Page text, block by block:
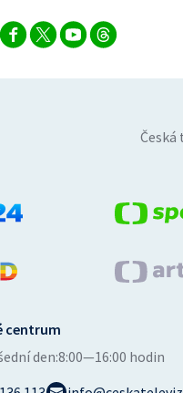
Česká
centrum
den:8:00—16:00 hodin